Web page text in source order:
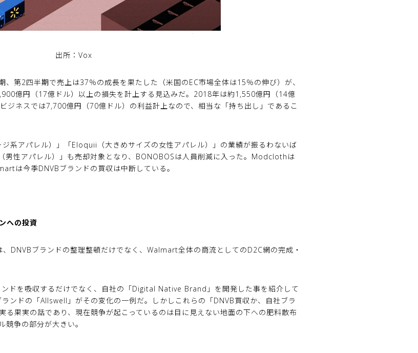
出所：Vox
第2四半期で売上は37％の成長を果たした（米国のEC市場全体は15％の伸び）が、
億円（17億ドル）以上の損失を計上する見込みだ。2018年は約1,550億円（14億
ジネスでは7,700億円（70億ドル）の利益計上なので、相当な「持ち出し」であるこ
系アパレル）」「Eloquii（大きめサイズの女性アパレル）」の業績が振るわないば
男性アパレル）」も売却対象となり、BONOBOSは人員削減に入った。Modclothは
は今季DNVBブランドの買収は中断している。
への投資
DNVBブランドの整理整頓だけでなく、Walmart全体の商流としてのD2C網の完成・
ドを吸収するだけでなく、自社の「Digital Native Brand」を開発した事を紹介して
ンドの「Allswell」がその変化の一例だ。しかしこれらの「DNVB買収か、自社ブラ
る果実の話であり、現在競争が起こっているのは目に見えない地面の下への肥料散布
競争の部分が大きい。